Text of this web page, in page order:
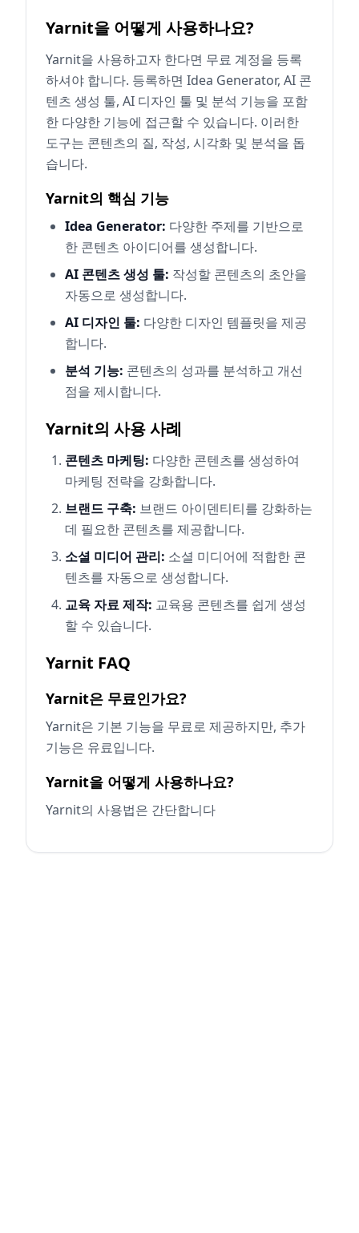
Yarnit을 어떻게 사용하나요?
Yarnit을 사용하고자 한다면 무료 계정을 등록
하셔야 합니다. 등록하면 Idea Generator, AI 콘
텐츠 생성 툴, AI 디자인 툴 및 분석 기능을 포함
한 다양한 기능에 접근할 수 있습니다. 이러한
도구는 콘텐츠의 질, 작성, 시각화 및 분석을 돕
습니다.
Yarnit의 핵심 기능
Idea Generator: 다양한 주제를 기반으로
한 콘텐츠 아이디어를 생성합니다.
AI 콘텐츠 생성 툴: 작성할 콘텐츠의 초안을
자동으로 생성합니다.
AI 디자인 툴: 다양한 디자인 템플릿을 제공
합니다.
분석 기능: 콘텐츠의 성과를 분석하고 개선
점을 제시합니다.
Yarnit의 사용 사례
콘텐츠 마케팅: 다양한 콘텐츠를 생성하여
마케팅 전략을 강화합니다.
브랜드 구축: 브랜드 아이덴티티를 강화하는
데 필요한 콘텐츠를 제공합니다.
소셜 미디어 관리: 소셜 미디어에 적합한 콘
텐츠를 자동으로 생성합니다.
교육 자료 제작: 교육용 콘텐츠를 쉽게 생성
할 수 있습니다.
Yarnit FAQ
Yarnit은 무료인가요?
Yarnit은 기본 기능을 무료로 제공하지만, 추가
기능은 유료입니다.
Yarnit을 어떻게 사용하나요?
Yarnit의 사용법은 간단합니다